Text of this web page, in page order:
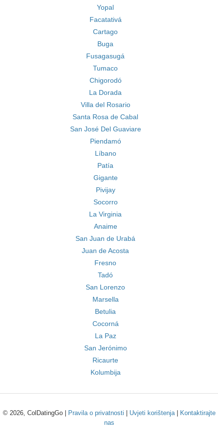
Yopal
Facatativá
Cartago
Buga
Fusagasugá
Tumaco
Chigorodó
La Dorada
Villa del Rosario
Santa Rosa de Cabal
San José Del Guaviare
Piendamó
Líbano
Patía
Gigante
Pivijay
Socorro
La Virginia
Anaime
San Juan de Urabá
Juan de Acosta
Fresno
Tadó
San Lorenzo
Marsella
Betulia
Cocorná
La Paz
San Jerónimo
Ricaurte
Kolumbija
© 2026, ColDatingGo | Pravila o privatnosti Uvjeti korištenja|
Kontaktirajte
nas